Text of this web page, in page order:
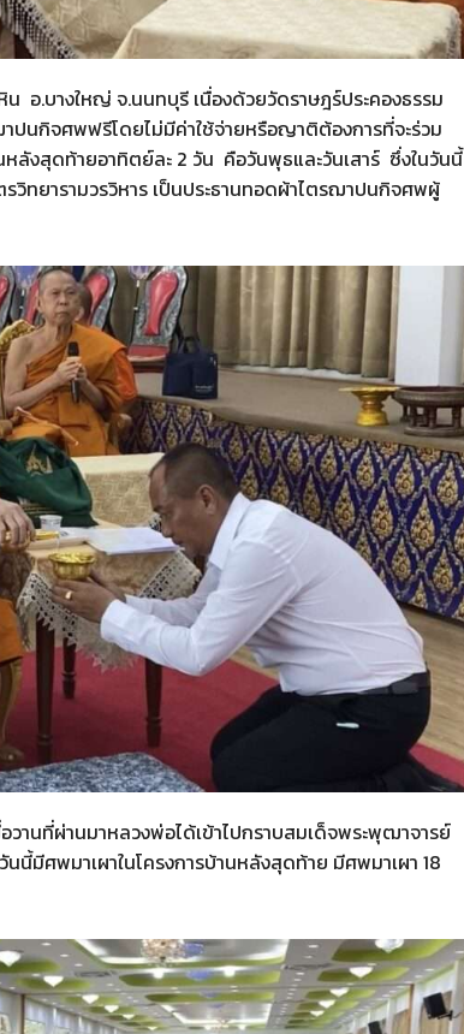
น อ.บางใหญ่ จ.นนทบุรี เนื่องด้วยวัดราษฎร์ประคองธรรม
นกิจศพฟรีโดยไม่มีค่าใช้จ่ายหรือญาติต้องการที่จะร่วม
งสุดท้ายอาทิตย์ละ 2 วัน คือวันพุธและวันเสาร์ ซึ่งในวันนี้
ทยารามวรวิหาร เป็นประธานทอดผ้าไตรฌาปนกิจศพผู้
วานที่ผ่านมาหลวงพ่อได้เข้าไปกราบสมเด็จพระพุฒาจารย์
นี้มีศพมาเผาในโครงการบ้านหลังสุดท้าย มีศพมาเผา 18